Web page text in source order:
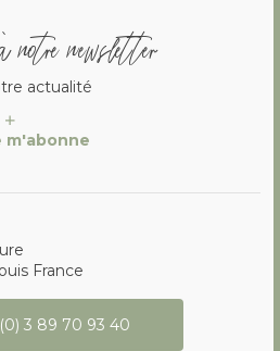
newsletter
actualité
m'abonne
France
3 89 70 93 40